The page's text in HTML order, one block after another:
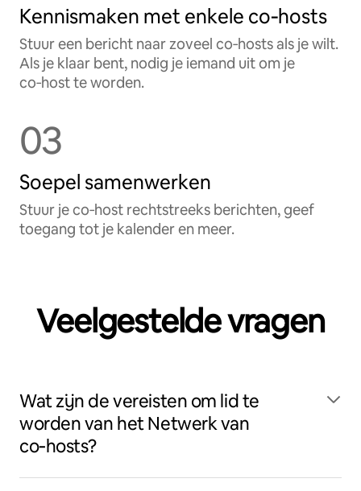
Kennismaken met enkele co‑hosts
Stuur een bericht naar zoveel co‑hosts als je wilt.
Als je klaar bent, nodig je iemand uit om je
co‑host te worden.
03
Soepel samenwerken
Stuur je co‑host rechtstreeks berichten, geef
toegang tot je kalender en meer.
Veelgestelde vragen
Wat zijn de vereisten om lid te
worden van het Netwerk van
co‑hosts?